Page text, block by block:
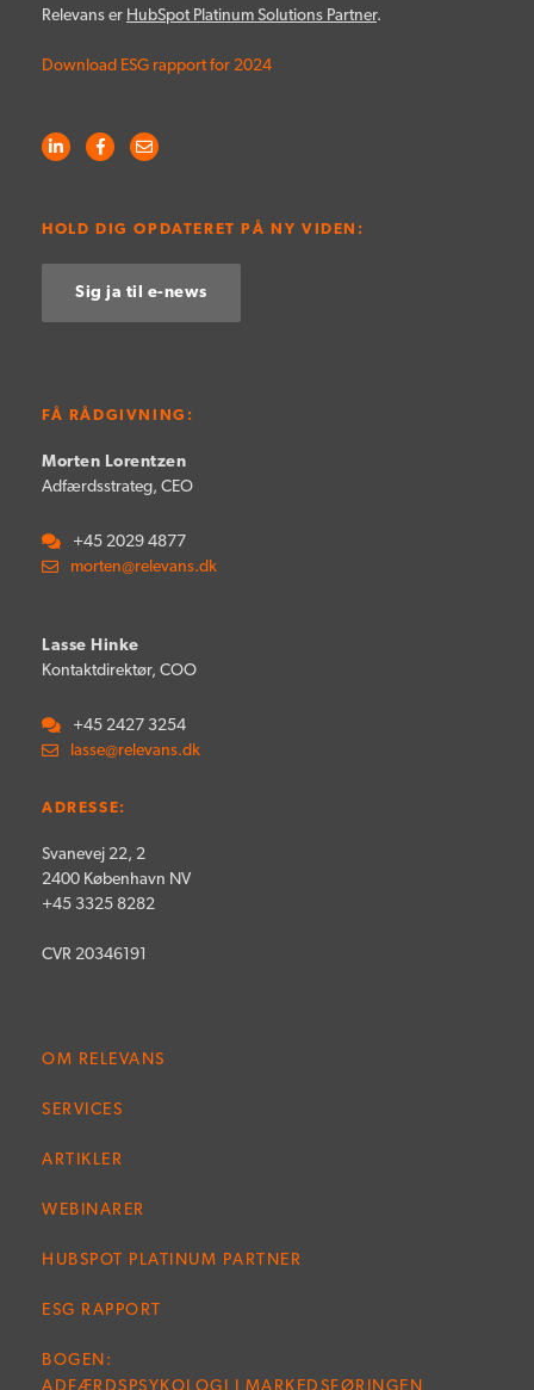
Relevans er HubSpot Platinum Solutions Partner.
Download ESG rapport for 2024
HOLD DIG OPDATERET PÅ NY VIDEN:
Sig ja til e-news
FÅ RÅDGIVNING:
Morten Lorentzen
Adfærdsstrateg, CEO
+45 2029 4877
morten@relevans.dk
Lasse Hinke
Kontaktdirektør, COO
+45 2427 3254
lasse@relevans.dk
ADRESSE:
Svanevej 22, 2
2400 København NV
+45 3325 8282
CVR 20346191
OM RELEVANS
SERVICES
ARTIKLER
WEBINARER
HUBSPOT PLATINUM PARTNER
ESG RAPPORT
BOGEN: